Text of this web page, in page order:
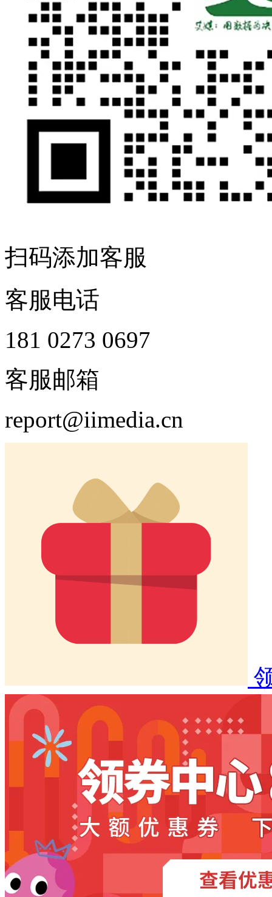
扫码添加客服
客服电话
181 0273 0697
客服邮箱
report@iimedia.cn